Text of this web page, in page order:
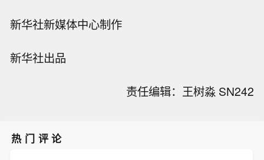
新华社新媒体中心制作
新华社出品
责任编辑：王树淼 SN242
热门评论